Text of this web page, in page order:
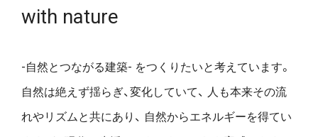
with nature
-自然とつながる建築- をつくりたいと考えています。
自然は絶えず揺らぎ、変化していて、
人も本来その流
れやリズムと共にあり、 自然からエネルギーを得てい